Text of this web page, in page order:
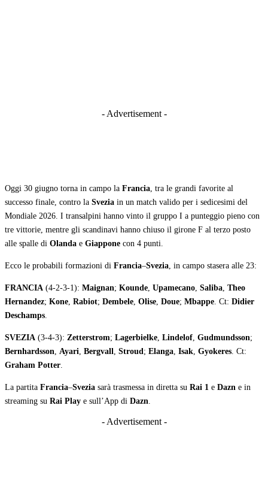
- Advertisement -
Oggi 30 giugno torna in campo la Francia, tra le grandi favorite al
successo finale, contro la Svezia in un match valido per i sedicesimi del
Mondiale 2026. I transalpini hanno vinto il gruppo I a punteggio pieno con
tre vittorie, mentre gli scandinavi hanno chiuso il girone F al terzo posto
alle spalle di Olanda e Giappone con 4 punti.
Ecco le probabili formazioni di Francia–Svezia, in campo stasera alle 23:
FRANCIA (4-2-3-1): Maignan; Kounde, Upamecano, Saliba, Theo
Hernandez; Kone, Rabiot; Dembele, Olise, Doue; Mbappe. Ct: Didier
Deschamps.
SVEZIA (3-4-3): Zetterstrom; Lagerbielke, Lindelof, Gudmundsson;
Bernhardsson, Ayari, Bergvall, Stroud; Elanga, Isak, Gyokeres. Ct:
Graham Potter.
La partita Francia–Svezia sarà trasmessa in diretta su Rai 1 e Dazn e in
streaming su Rai Play e sull’App di Dazn.
- Advertisement -